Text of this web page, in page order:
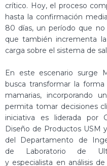
crítico. Hoy, el proceso
hasta la confirmación
80 días, un período que
que también incrementa
carga sobre el sistema de
En este escenario surge
busca transformar la
mamarias, incorporando
permita tomar decisiones
iniciativa es liderada por
Diseño de Productos USM
del Departamento de
de Laboratorio de
y especialista en análisis